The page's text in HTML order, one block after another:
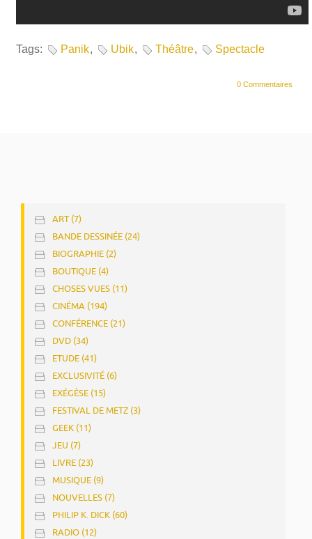
Tags: Panik, Ubik, Théâtre, Spectacle
0 Commentaires
ART (7)
BANDE DESSINÉE (24)
BIOGRAPHIE (2)
BOUTIQUE (4)
CHOSES VUES (11)
CINÉMA (194)
CONFÉRENCE (21)
DVD (34)
ETUDE (41)
EXCLUSIVITÉ (6)
EXÉGÈSE (15)
FESTIVAL DE METZ (3)
GEEK (11)
JEU (7)
LIVRE (23)
MUSIQUE (9)
NOUVELLES (7)
PHILIP K. DICK (60)
RADIO (12)